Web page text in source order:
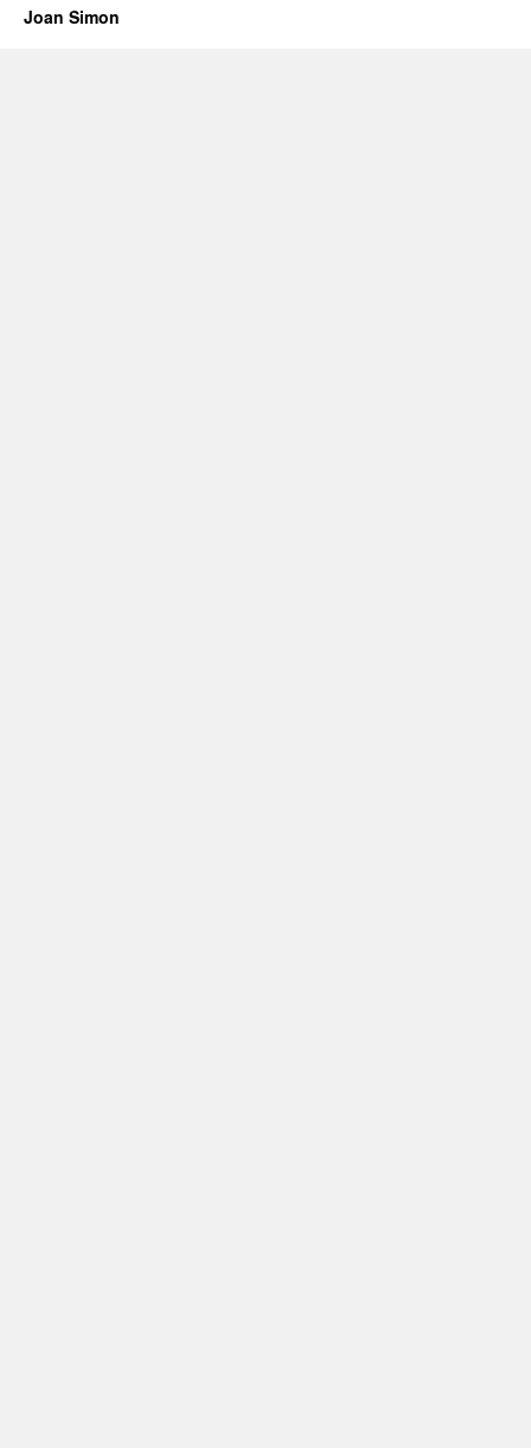
Joan Simon